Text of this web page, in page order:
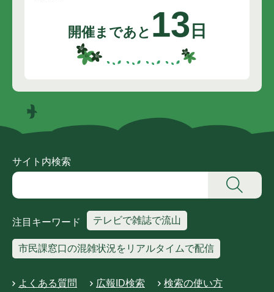
開催まであと 13 日
サイト内検索
注目キーワード テレビで雑誌で流山
市民課窓口の混雑状況をリアルタイムで配信
よくある質問 広報ID検索 検索の使い方